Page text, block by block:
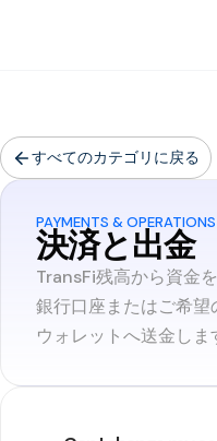
すべてのカテゴリに戻る
PAYMENTS & OPERATIONS
決済と出金
TransFi残高から資金を
銀行口座またはご希望
ウォレットへ送金しま